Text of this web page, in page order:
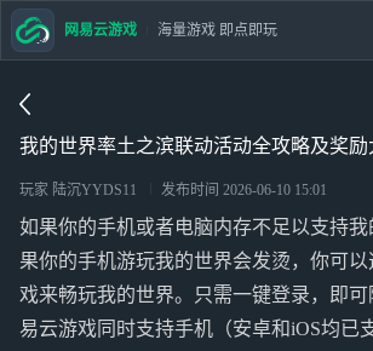
我的世界率土之滨联动活动全攻略及奖励
玩家 陆沉YYDS11 发布时间 2026-06-10 15:01
如果你的手机或者电脑内存不足以支持
果你的手机游玩我的世界会发烫，你可
戏来畅玩我的世界。只需一键登录，即可
易云游戏同时支持手机（安卓和iOS均已
网易云游戏 海量游戏 即点即玩